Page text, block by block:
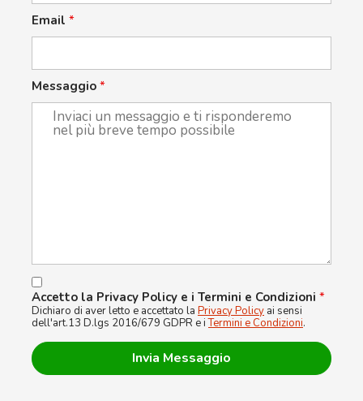
Email *
Messaggio *
Accetto la Privacy Policy e i Termini e Condizioni *
Dichiaro di aver letto e accettato la Privacy Policy ai sensi
dell'art.13 D.lgs 2016/679 GDPR e iTermini e Condizioni.